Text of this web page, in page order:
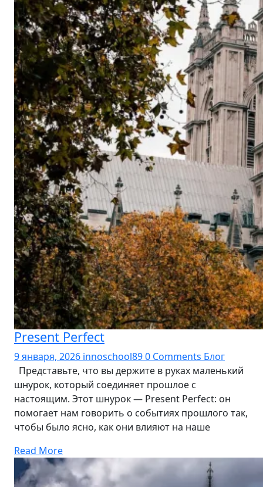
Present Perfect
9 января, 2026 innoschool890 Comments Блог
Представьте, что вы держите в руках маленький
шнурок, который соединяет прошлое с
настоящим. Этот шнурок — Present Perfect: он
помогает нам говорить о событиях прошлого так,
чтобы было ясно, как они влияют на наше
Read More